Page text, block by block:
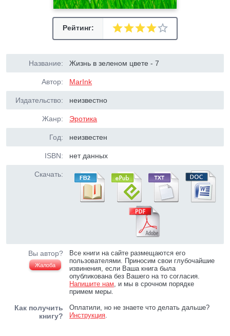
Рейтинг:
Название: Жизнь в зеленом цвете - 7
Автор: MarInk
Издательство: неизвестно
Жанр: Эротика
Год: неизвестен
ISBN: нет данных
Скачать:
Вы автор?
Жалоба
Все книги на сайте размещаются его
пользователями. Приносим свои глубочайшие
извинения, если Ваша книга была
опубликована без Вашего на то согласия.
Напишите нам, и мы в срочном порядке
примем меры.
Как получить
книгу?
Оплатили, но не знаете что делать дальше?
Инструкция.